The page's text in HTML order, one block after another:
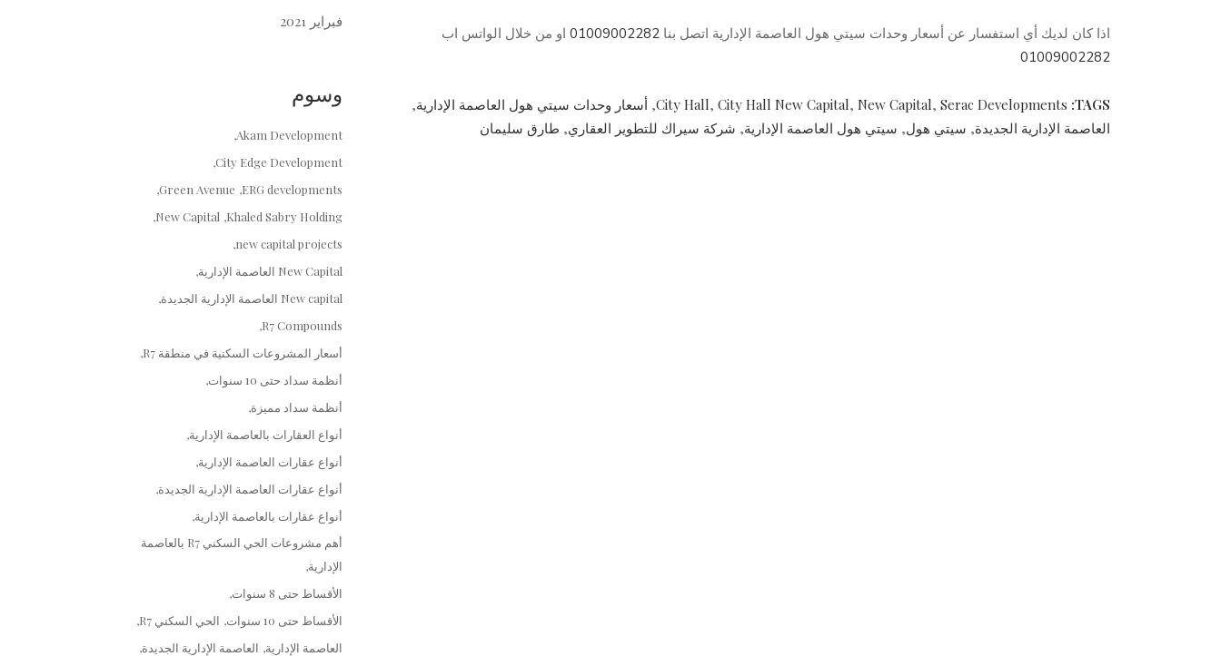
اذا كان لديك أي استفسار عن أسعار وحدات سيتي هول العاصمة الإدارية اتصل بنا 01009002282 او من خلال الواتس اب
01009002282
TAGS:
City Hall, City Hall New Capital, New Capital, Serac Developments
, أسعار وحدات سيتي هول العاصمة الإدارية,
العاصمة الإدارية الجديدة, سيتي هول, سيتي هول العاصمة الإدارية, شركة سيراك للتطوير العقاري, طارق سليمان
فبراير 2021
وسوم
Akam Development
City Edge Development
ERG developments
Green Avenue
Khaled Sabry Holding
New Capital
new capital projects
New Capital العاصمة الإدارية
New capital العاصمة الإدارية الجديدة
R7 Compounds
أسعار المشروعات السكنية في منطقة R7
أنظمة سداد حتى 10 سنوات
أنظمة سداد مميزة
أنواع العقارات بالعاصمة الإدارية
أنواع عقارات العاصمة الإدارية
أنواع عقارات العاصمة الإدارية الجديدة
أنواع عقارات بالعاصمة الإدارية
أهم مشروعات الحي السكني R7 بالعاصمة
الإدارية
الأقساط حتى 8 سنوات
الأقساط حتى 10 سنوات
الحي السكني R7
العاصمة الإدارية العاصمة الإدارية الجديدة